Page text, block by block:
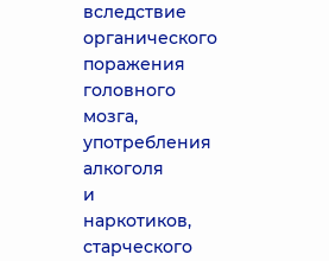
вследствие
органического
поражения
головного
мозга,
употребления
алкоголя
и
наркотиков,
старческого